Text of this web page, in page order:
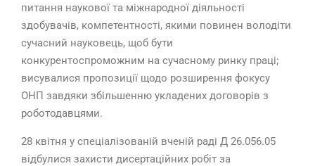
питання наукової та міжнародної діяльності
здобувачів, компетентності, якими повинен володіти
сучасний науковець, щоб бути
конкурентоспроможним на сучасному ринку праці;
висувалися пропозиції щодо розширення фокусу
ОНП завдяки збільшенню укладених договорів з
роботодавцями.
28 квітня у спеціалізованій вченій раді Д 26.056.05
відбулися захисти дисертаційних робіт за